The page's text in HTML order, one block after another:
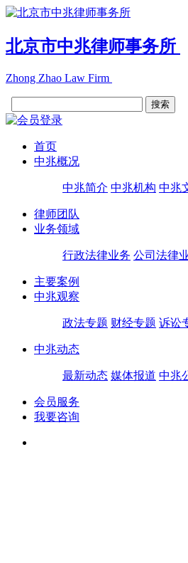
北京市中兆律师事务所
Zhong Zhao Law Firm
首页
中兆概况
中兆简介 中兆机构 中兆
律师团队
业务领域
行政法律业务 公司法律
主要案例
中兆观察
政法专题 财经专题 诉讼
中兆动态
最新动态 媒体报道 中兆
会员服务
我要咨询